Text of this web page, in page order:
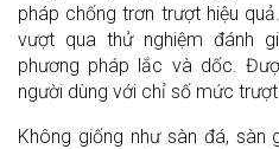
pháp chống trơn trượt hiệu
vượt qua thử nghiệm đánh
phương pháp lắc và dốc.
người dùng với chỉ số mức
Không giống như sàn đá, sàn